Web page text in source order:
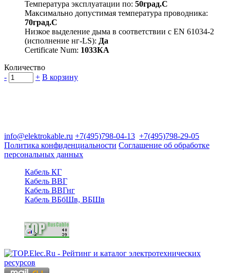
Температура эксплуатации по: 50град.C
Максимально допустимая температура проводника:
70град.C
Низкое выделение дыма в соответствии с EN 61034-2
(исполнение нг-LS): Да
Certificate Num: 1033КА
Количество
-
+ В корзину
info@elektrokable.ru +7(495)798-04-13 +7(495)798-29-05
Политика конфиденциальности Соглашение об обработке
персональных данных
Кабель КГ
Кабель ВВГ
Кабель ВВГнг
Кабель ВБбШв, ВБШв